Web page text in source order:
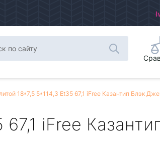
18*7,5 5*114,3 Et35 67,1 iFree Казантип Блэк
67,1 iFree